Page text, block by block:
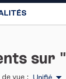
sur
vue :